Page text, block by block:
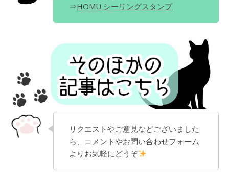
⇒HOMU シーリングスタンプ
リクエストやご意見などございました
ら、コメントやお問い合わせフォーム
よりお気軽にどうぞ